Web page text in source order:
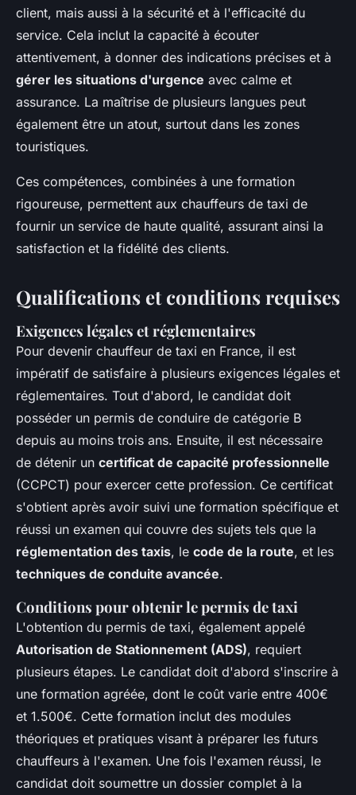
client, mais aussi à la sécurité et à l'efficacité du
service. Cela inclut la capacité à écouter
attentivement, à donner des indications précises et à
gérer les situations d'urgence avec calme et
assurance. La maîtrise de plusieurs langues peut
également être un atout, surtout dans les zones
touristiques.
Ces compétences, combinées à une formation
rigoureuse, permettent aux chauffeurs de taxi de
fournir un service de haute qualité, assurant ainsi la
satisfaction et la fidélité des clients.
Qualifications et conditions requises
Exigences légales et réglementaires
Pour devenir chauffeur de taxi en France, il est
impératif de satisfaire à plusieurs exigences légales et
réglementaires. Tout d'abord, le candidat doit
posséder un permis de conduire de catégorie B
depuis au moins trois ans. Ensuite, il est nécessaire
de détenir un certificat de capacité professionnelle
(CCPCT) pour exercer cette profession. Ce certificat
s'obtient après avoir suivi une formation spécifique et
réussi un examen qui couvre des sujets tels que la
réglementation des taxis, le code de la route, et les
techniques de conduite avancée.
Conditions pour obtenir le permis de taxi
L'obtention du permis de taxi, également appelé
Autorisation de Stationnement (ADS), requiert
plusieurs étapes. Le candidat doit d'abord s'inscrire à
une formation agréée, dont le coût varie entre 400€
et 1.500€. Cette formation inclut des modules
théoriques et pratiques visant à préparer les futurs
chauffeurs à l'examen. Une fois l'examen réussi, le
candidat doit soumettre un dossier complet à la